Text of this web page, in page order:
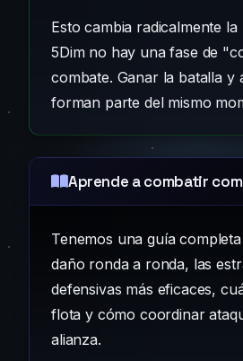
Esto cambia radicalmente
5Dim no hay una fase de
combate. Ganar la batalla
forman parte del mismo
Aprende a combatir
Tenemos una guía
daño ronda a ronda, las
defensivas más eficaces,
flota y cómo coordinar
alianza.